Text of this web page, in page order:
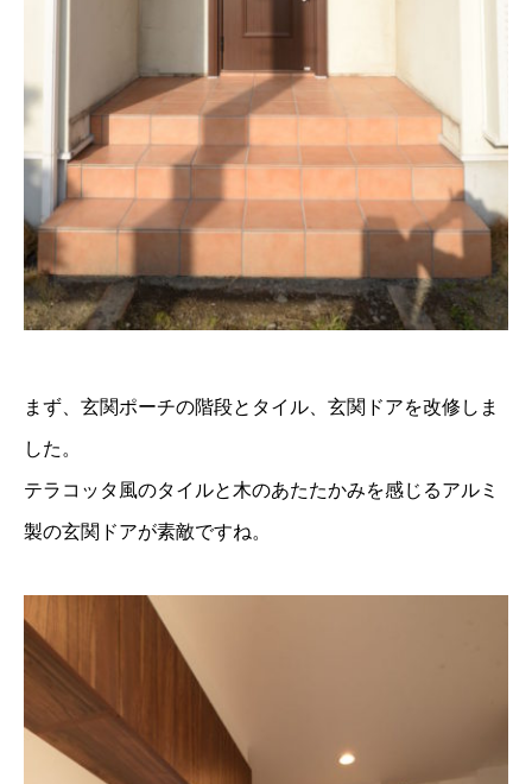
まず、玄関ポーチの階段とタイル、玄関ドアを改修しま
した。
テラコッタ風のタイルと木のあたたかみを感じるアルミ
製の玄関ドアが素敵ですね。